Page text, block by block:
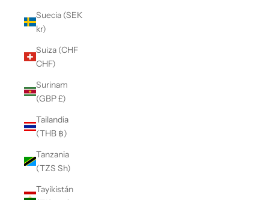
Suecia (SEK
kr)
Suiza (CHF
CHF)
Surinam
(GBP £)
Tailandia
(THB ฿)
Tanzania
(TZS Sh)
Tayikistán